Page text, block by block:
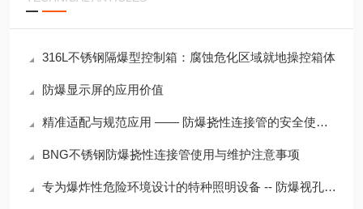
316L不锈钢隔爆型控制箱：腐蚀危化区域就地操控箱体
防爆显示屏的应用价值
精准适配与规范应用 —— 防爆挠性连接管的安全使用要点
BNG不锈钢防爆挠性连接管使用与维护注意事项
专为爆炸性危险环境设计的特种照明设备 -- 防爆视孔灯安装注意事项